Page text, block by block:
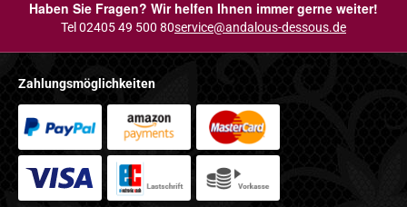
Haben Sie Fragen? Wir helfen Ihnen immer gerne weiter!
Tel 02405 49 500 80service@andalous-dessous.de
Zahlungsmöglichkeiten